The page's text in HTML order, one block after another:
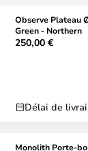
Observe Plateau
Green - Northern
250,00 €
Délai de
Monolith Porte-